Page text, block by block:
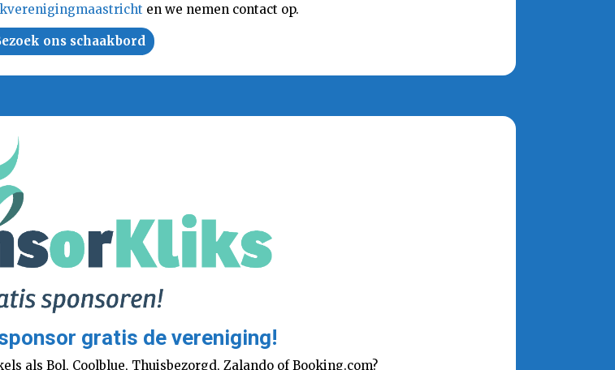
en we nemen contact op.
ons schaakbord
gratis de vereniging!
als Bol, Coolblue, Thuisbezorgd, Zalando of Booking.com?